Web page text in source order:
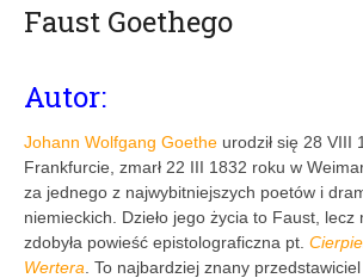
Faust Goethego
Autor:
Johann Wolfgang Goethe urodził się 28 VIII
Frankfurcie, zmarł 22 III 1832 roku w
za jednego z najwybitniejszych poetów i
niemieckich. Dzieło jego życia to Faust, lecz
zdobyła powieść epistolograficzna pt.
Wertera . To najbardziej znany